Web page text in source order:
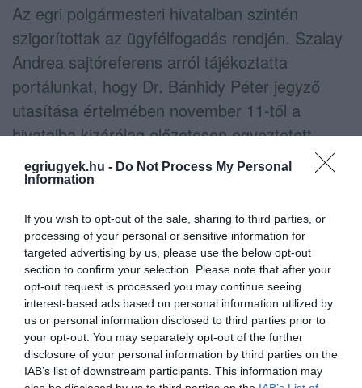
egriugyek.hu - Do Not Process My Personal
Information
If you wish to opt-out of the sale, sharing to third parties, or
processing of your personal or sensitive information for
targeted advertising by us, please use the below opt-out
section to confirm your selection. Please note that after your
opt-out request is processed you may continue seeing
interest-based ads based on personal information utilized by
us or personal information disclosed to third parties prior to
your opt-out. You may separately opt-out of the further
disclosure of your personal information by third parties on the
IAB’s list of downstream participants. This information may
Az egri polgármesteri hivatalban szintén
szigorítottak az ügyfélfogadás rendjén. Szalay
Andrea sajtóreferens arról tájékoztatta
portálunkat, hogy Dr. Bánhidy Péter jegyző
utasítása értelmében november 11-től a
hivatalba kizárólag előzetesen egyeztetett
időpontra érkezhetnek ügyfelek.
ellenőrzik a testhőjét, és a hivatal épületében
kötelező a maszkviselés, valamint a kihelyezett
kézfertőtlenítők használata, a várakozóknak
pedig 1,2-2 méteres távolságot kell tartani. Az
ügyfélfogadási nap a szerda.
(Indexfotó: Szinok Gábor)